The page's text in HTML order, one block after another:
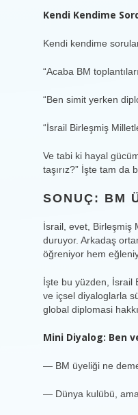
Kendi Kendime
Kendi kendime
“Acaba BM
“Ben simit yerken
“İsrail Birleşmiş
Ve tabi ki hayal
taşırız?” İşte tam da
SONUÇ: BM
İsrail, evet, Birleşmiş
duruyor. Arkadaş
öğreniyor hem
İşte bu yüzden, İsrail
ve içsel diyaloglarla
global diplomasi
Mini Diyalog: Ben
— BM üyeliği ne
— Dünya kulübü, ama